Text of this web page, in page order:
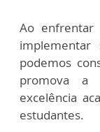
Ao enfrentar
implementar
podemos
promova a
excelência
estudantes.